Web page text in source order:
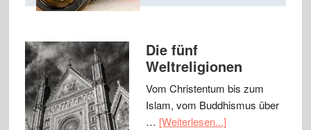
Die fünf
Weltreligionen
Vom Christentum bis zum
Islam, vom Buddhismus über
… [Weiterlesen...]